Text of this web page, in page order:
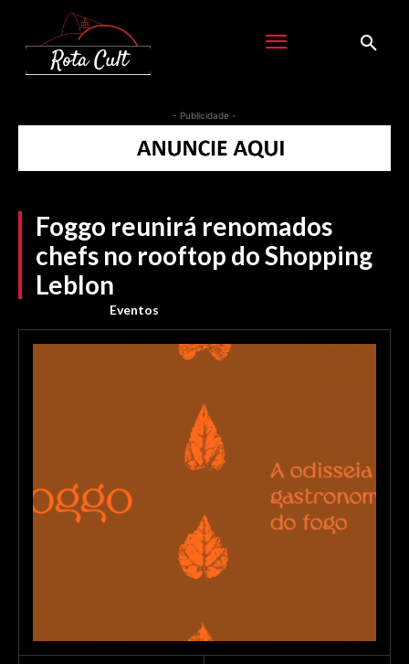
- Publicidade -
Foggo reunirá renomados
chefs no rooftop do Shopping
Leblon
Eventos